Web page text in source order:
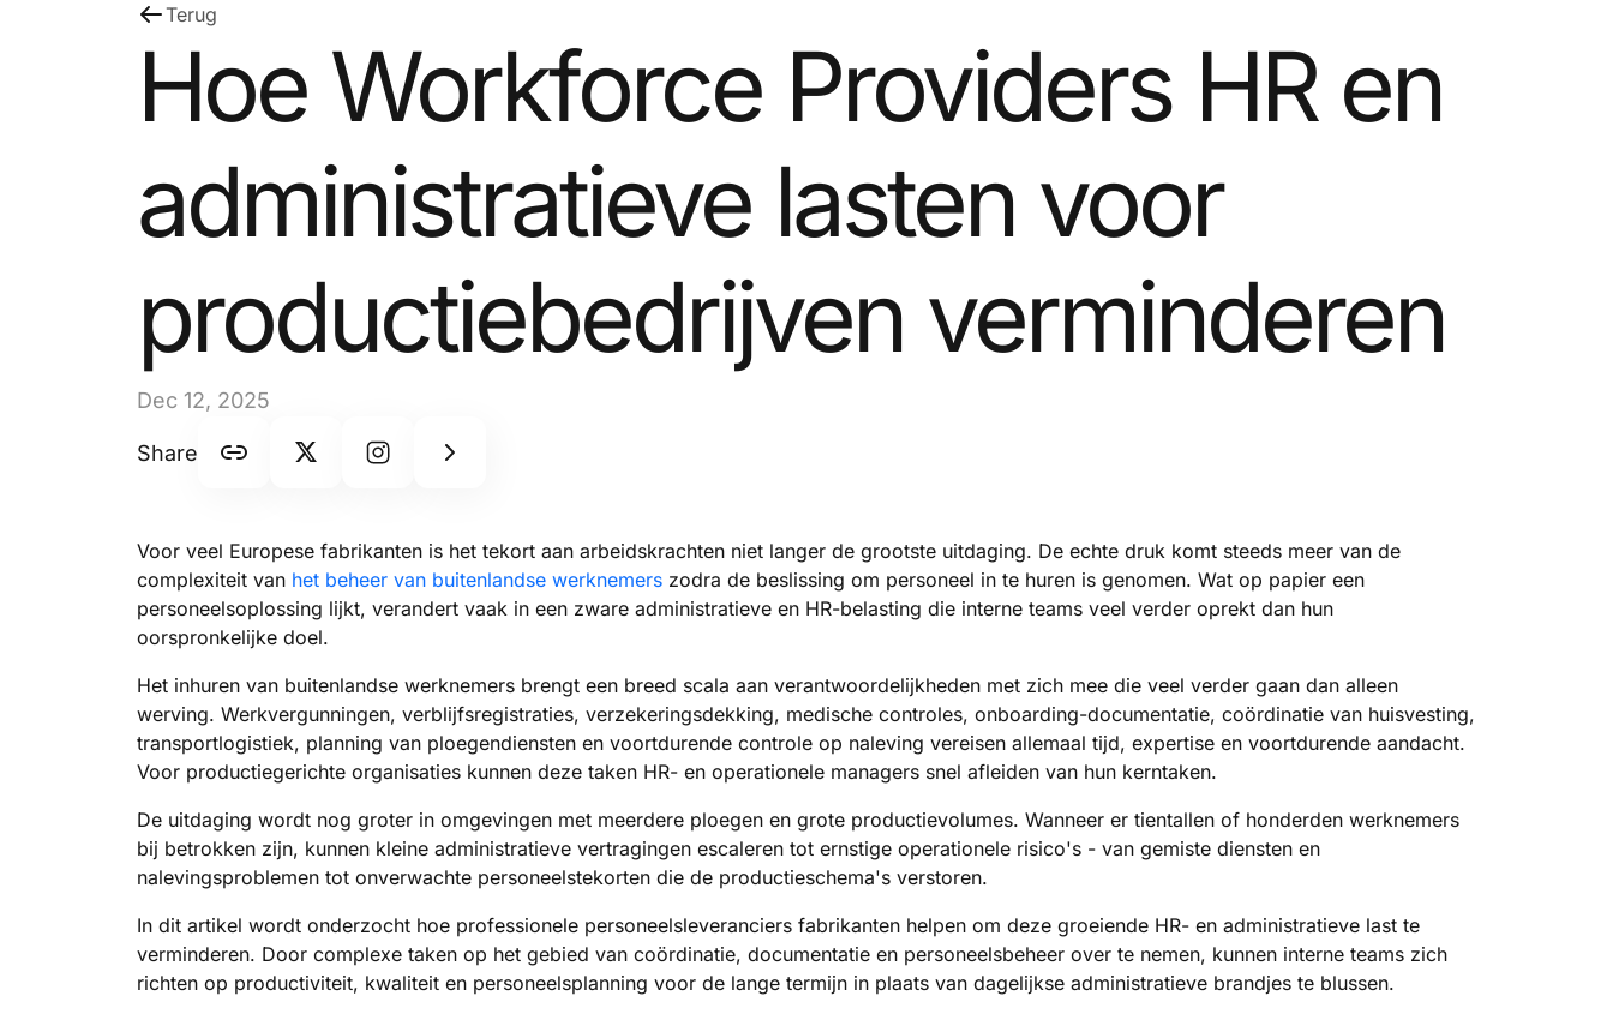
Terug
Hoe Workforce Providers HR en
administratieve lasten voor
productiebedrijven verminderen
Dec 12, 2025
Share
Voor veel Europese fabrikanten is het tekort aan arbeidskrachten niet langer de grootste uitdaging. De echte druk komt steeds meer van de
complexiteit van het beheer van buitenlandse werknemers zodra de beslissing om personeel in te huren is genomen. Wat op papier een
personeelsoplossing lijkt, verandert vaak in een zware administratieve en HR-belasting die interne teams veel verder oprekt dan hun
oorspronkelijke doel.
Het inhuren van buitenlandse werknemers brengt een breed scala aan verantwoordelijkheden met zich mee die veel verder gaan dan alleen
werving. Werkvergunningen, verblijfsregistraties, verzekeringsdekking, medische controles, onboarding-documentatie, coördinatie van huisvesting,
transportlogistiek, planning van ploegendiensten en voortdurende controle op naleving vereisen allemaal tijd, expertise en voortdurende aandacht.
Voor productiegerichte organisaties kunnen deze taken HR- en operationele managers snel afleiden van hun kerntaken.
De uitdaging wordt nog groter in omgevingen met meerdere ploegen en grote productievolumes. Wanneer er tientallen of honderden werknemers
bij betrokken zijn, kunnen kleine administratieve vertragingen escaleren tot ernstige operationele risico's - van gemiste diensten en
nalevingsproblemen tot onverwachte personeelstekorten die de productieschema's verstoren.
In dit artikel wordt onderzocht hoe professionele personeelsleveranciers fabrikanten helpen om deze groeiende HR- en administratieve last te
verminderen. Door complexe taken op het gebied van coördinatie, documentatie en personeelsbeheer over te nemen, kunnen interne teams zich
richten op productiviteit, kwaliteit en personeelsplanning voor de lange termijn in plaats van dagelijkse administratieve brandjes te blussen.